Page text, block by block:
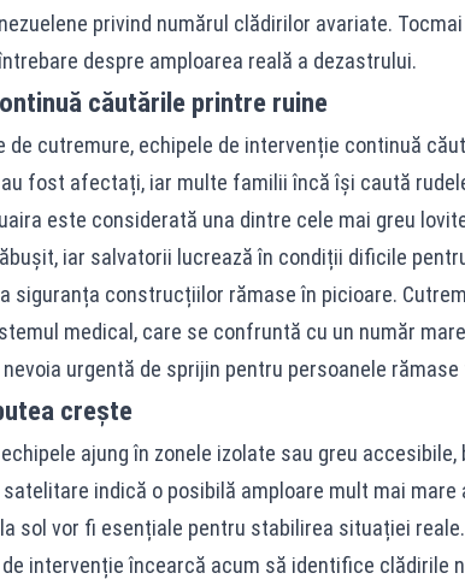
privind numărul clădirilor avariate.
despre amploarea reală a dezastrului.
căutările printre ruine
de cutremure, echipele de intervenție continuă
au fost afectați, iar multe familii încă își caută
este considerată una dintre cele mai greu
iar salvatorii lucrează în condiții dificile
siguranța construcțiilor rămase în picioare.
medical, care se confruntă cu un număr
urgentă de sprijin pentru persoanele
crește
ajung în zonele izolate sau greu
indică o posibilă amploare mult mai mare
sol vor fi esențiale pentru stabilirea situației
intervenție încearcă acum să identifice clădirile